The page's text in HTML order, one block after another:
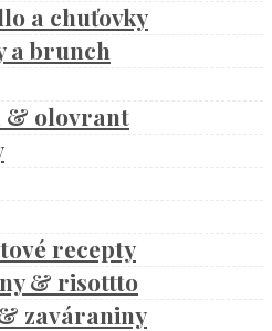
a chuťovky
a brunch
& olovrant
recepty
& risottto
zaváraniny